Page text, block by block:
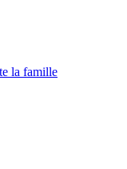
la famille